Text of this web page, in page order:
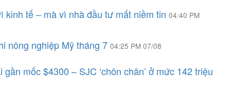
kinh tế – mà vì nhà đầu tư mất niềm tin 04:40 PM
nông nghiệp Mỹ tháng 7 04:25 PM 07/08
mốc $4300 – SJC ‘chôn chân’ ở mức 142 triệu